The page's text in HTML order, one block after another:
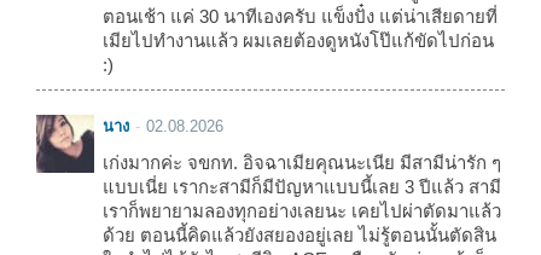
ตอนเช้า แค่ 30 นาทีเองครับ แข็งปั๋ง แต่น่าเสียดายที่
เมียไปทำงานแล้ว ผมเลยต้องดูหนังโป๊แก้ขัดไปก่อน
:)
นาง 02.08.2026
เก่งมากค่ะ จขกท. อิจฉาเมียคุณนะเนีย มีสามีน่ารัก ๆ
แบบเนี่ย เรากะสามีก็มีปัญหาแบบนี้เลย 3 ปีแล้ว สามี
เราก็พยายามลองทุกอย่างเลยนะ เคยไปผ่าตัดมาแล้ว
ด้วย ตอนนี้คิดแล้วยังสยองอยู่เลย ไม่รู้ตอนนั้นตัดสิน